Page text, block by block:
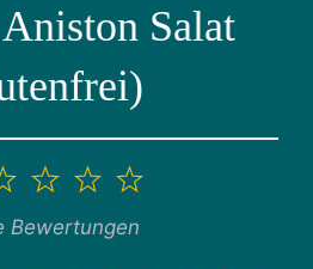
Salat
5
4
Sterne
3
Sterne
2
Sterne
Bewertungen